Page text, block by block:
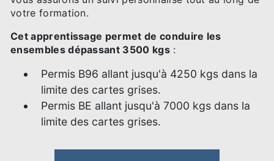
votre formation.
Cet apprentissage permet de conduire les
ensembles dépassant 3500 kgs:
Permis B96 allant jusqu'à 4250 kgs dans la
limite des cartes grises.
Permis BE allant jusqu'à 7000 kgs dans la
limite des cartes grises.